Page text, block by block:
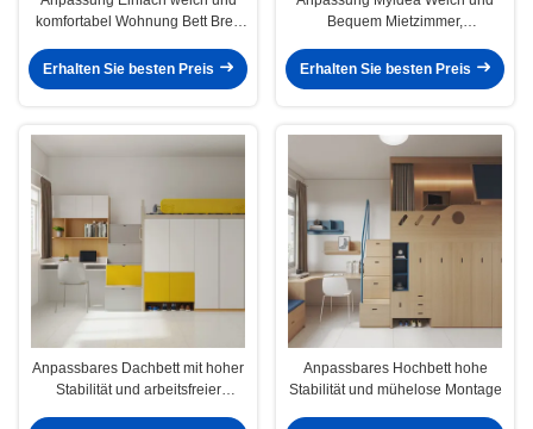
komfortabel Wohnung Bett Brett
Einzelbett Einfaches Homestay-
Erhalten Sie besten Preis
Bequem Mietzimmer,
Homestay-Bett, Einzelholzbett in
Erhalten Sie besten Preis
Anpassbares Dachbett mit hoher
Stabilität und arbeitsfreier
Anpassbares Hochbett hohe
Stabilität und mühelose Montage